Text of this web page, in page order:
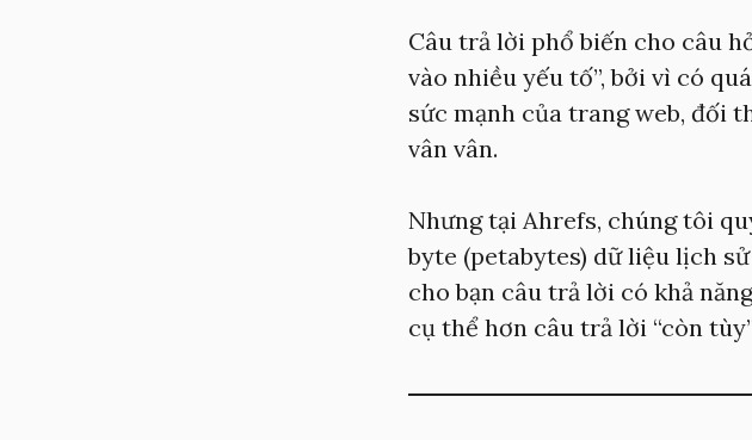
Câu trả lời phổ biến cho câu
vào nhiều yếu tố”, bởi vì có
sức mạnh của trang web, đối
vân vân.
Nhưng tại Ahrefs, chúng tôi
byte (petabytes) dữ liệu lịch
cho bạn câu trả lời có khả
cụ thể hơn câu trả lời “còn